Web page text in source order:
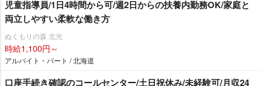
児童指導員/1日4時間から可/週2日からの扶養内勤務OK/家庭と
両立しやすい柔軟な働き方
ぬくもりの森 北光
時給1,100円～
アルバイト・パート / 北海道
口座手続き確認のコールセンター/土日祝休み/未経験可/月収24